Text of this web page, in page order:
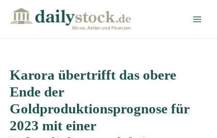
Börse, Aktien und Finanzen
Karora übertrifft das obere
Ende der
Goldproduktionsprognose für
2023 mit einer